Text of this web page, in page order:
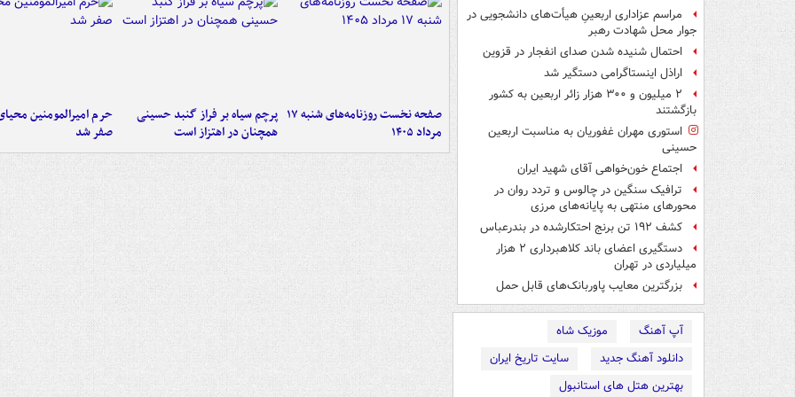
مراسم عزاداری اربعینِ هیأت‌های دانشجویی در
جوار محل شهادت رهبر
احتمال شنیده شدن صدای انفجار در قزوین
اراذل اینستاگرامی دستگیر شد
۲ میلیون و ۳۰۰ هزار زائر اربعین به کشور
بازگشتند
استوری مهران غفوریان به مناسبت اربعین
حسینی
اجتماع خون‌خواهی آقای شهید ایران
ترافیک سنگین در چالوس و تردد روان در
محورهای منتهی به پایانه‌های مرزی
کشف ۱۹۲ تن برنج احتکارشده در بندرعباس
دستگیری اعضای باند کلاهبرداری ۲ هزار
میلیاردی در تهران
بزرگترین معایب پاوربانک‌های قابل حمل
آپ آهنگ
موزیک شاه
دانلود آهنگ جدید
سایت تاریخ ایران
بهترین هتل های استانبول
صفحه نخست روزنامه‌های شنبه ۱۷
مرداد ۱۴۰۵
پرچم سیاه بر فراز گنبد حسینی
همچنان در اهتزاز است
حرم امیرالمومنین
صفر شد